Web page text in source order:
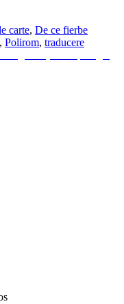
carte, De ce fierbe
, Polirom, traducere